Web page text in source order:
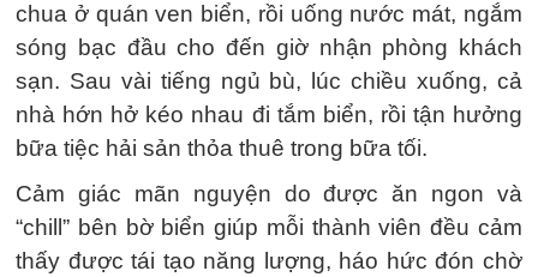
chua ở quán ven biển, rồi uống nước mát, ngắm
sóng bạc đầu cho đến giờ nhận phòng khách
sạn. Sau vài tiếng ngủ bù, lúc chiều xuống, cả
nhà hớn hở kéo nhau đi tắm biển, rồi tận hưởng
bữa tiệc hải sản thỏa thuê trong bữa tối.
Cảm giác mãn nguyện do được ăn ngon và
“chill” bên bờ biển giúp mỗi thành viên đều cảm
thấy được tái tạo năng lượng, háo hức đón chờ